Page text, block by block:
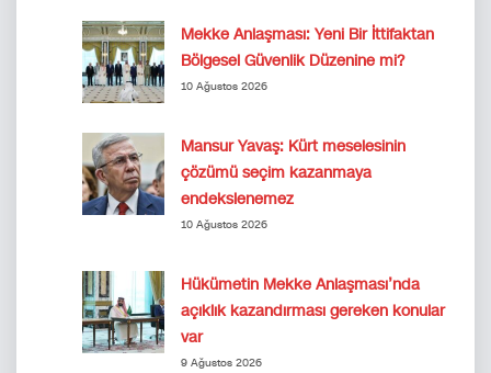
Mekke Anlaşması: Yeni Bir İttifaktan
Bölgesel Güvenlik Düzenine mi?
10 Ağustos 2026
Mansur Yavaş: Kürt meselesinin
çözümü seçim kazanmaya
endekslenemez
10 Ağustos 2026
Hükümetin Mekke Anlaşması’nda
açıklık kazandırması gereken konular
var
9 Ağustos 2026